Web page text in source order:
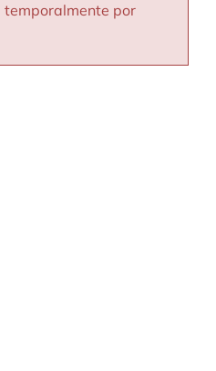
temporalmente por